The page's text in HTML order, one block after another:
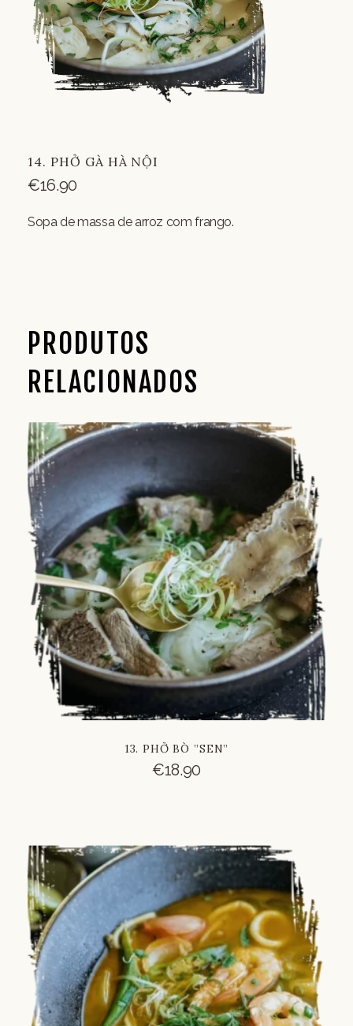
14. PHỞ GÀ HÀ NỘI
€16.90
Sopa de massa de arroz com frango.
PRODUTOS
RELACIONADOS
13. PHỞ BÒ ”SEN”
€18.90